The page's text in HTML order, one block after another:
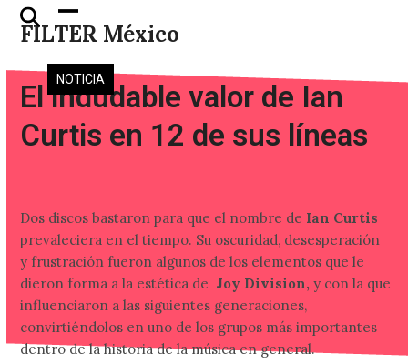
Skip
FILTER México
Open
mobile
menu
Close
mobile
menu
NOTICIA
El indudable valor de Ian
Curtis en 12 de sus líneas
Dos discos bastaron para que el nombre de Ian Curtis
prevaleciera en el tiempo. Su oscuridad, desesperación
y frustración fueron algunos de los elementos que le
dieron forma a la estética de Joy Division, y con la que
influenciaron a las siguientes generaciones,
convirtiéndolos en uno de los grupos más importantes
dentro de la historia de la música en general.